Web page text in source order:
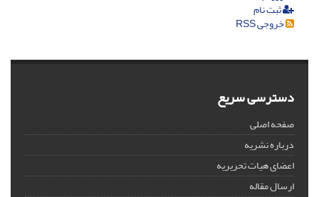
ثبت نام
خروجی RSS
دسترسی سریع
صفحه اصلی
درباره نشریه
اعضای هیات تحریریه
ارسال مقاله